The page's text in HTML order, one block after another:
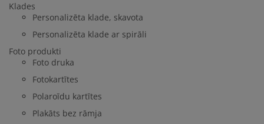
Klades
Personalizēta klade, skavota
Personalizēta klade ar spirāli
Foto produkti
Foto druka
Fotokartītes
Polaroīdu kartītes
Plakāts bez rāmja